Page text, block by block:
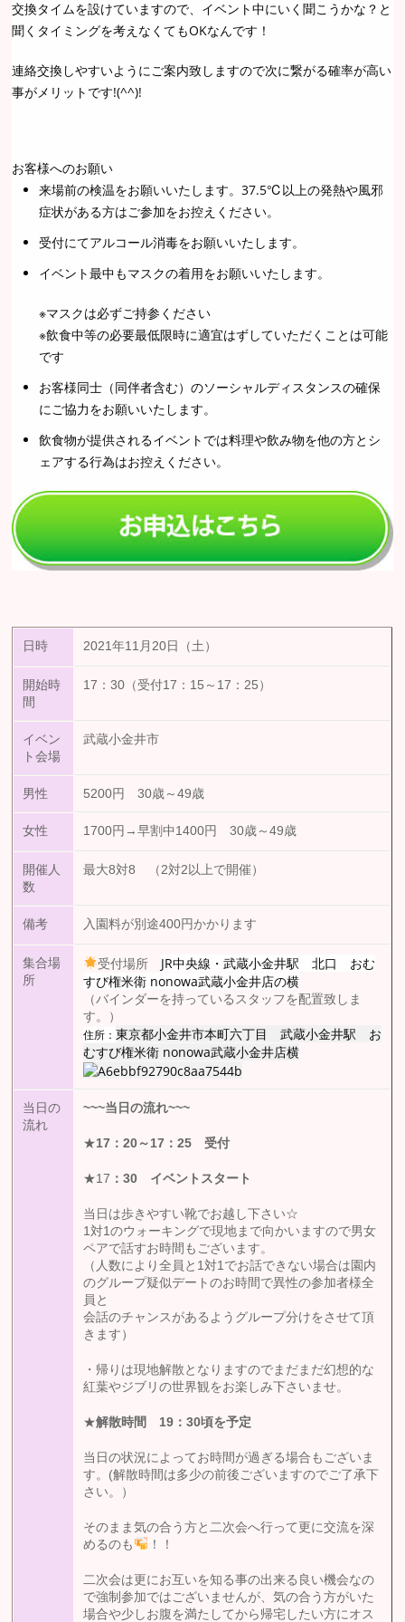
交換タイムを設けていますので、イベント中にいく聞こうかな？と
聞くタイミングを考えなくてもOKなんです！
連絡交換しやすいようにご案内致しますので次に繋がる確率が高い
事がメリットです!(^^)!
お客様へのお願い
来場前の検温をお願いいたします。37.5℃以上の発熱や風邪
症状がある方はご参加をお控えください。
受付にてアルコール消毒をお願いいたします。
イベント最中もマスクの着用をお願いいたします。
※マスクは必ずご持参ください
※飲食中等の必要最低限時に適宜はずしていただくことは可能
です
お客様同士（同伴者含む）のソーシャルディスタンスの確保
にご協力をお願いいたします。
飲食物が提供されるイベントでは料理や飲み物を他の方とシ
ェアする行為はお控えください。
日時 2021年11月20日（土）
開始時
間
17：30（受付17：15～17：25）
イベン
ト会場
武蔵小金井市
男性 5200円 30歳～49歳
女性 1700円→早割中1400円 30歳～49歳
開催人
数
最大8対8 （2対2以上で開催）
備考 入園料が別途400円かかります
集合場
所
受付場所 JR中央線・武蔵小金井駅 北口 おむ
すび権米衛 nonowa武蔵小金井店の横
（バインダーを持っているスタッフを配置致しま
す。）
住所：東京都小金井市本町六丁目 武蔵小金井駅 お
むすび権米衛 nonowa武蔵小金井店横
当日の
流れ
~~~当日の流れ~~~
★17 ：20 ～17：25 受付
★17 ：30 イベントスタート
当日は歩きやすい靴でお越し下さい☆
1対1のウォーキングで現地まで向かいますので男女
ペアで話すお時間もございます。
（人数により全員と1対1でお話できない場合は園内
のグループ疑似デートのお時間で異性の参加者様全
員と
会話のチャンスがあるようグループ分けをさせて頂
きます）
・帰りは現地解散となりますのでまだまだ幻想的な
紅葉やジブリの世界観をお楽しみ下さいませ。
★解散時間 19 ：30頃を予定
当日の状況によってお時間が過ぎる場合もございま
す。(解散時間は多少の前後ございますのでご了承下
さい。）
そのまま気の合う方と二次会へ行って更に交流を深
めるのも
！！
二次会は更にお互いを知る事の出来る良い機会なの
で強制参加ではございませんが、気の合う方がいた
場合や少しお腹を満たしてから帰宅したい方にオス